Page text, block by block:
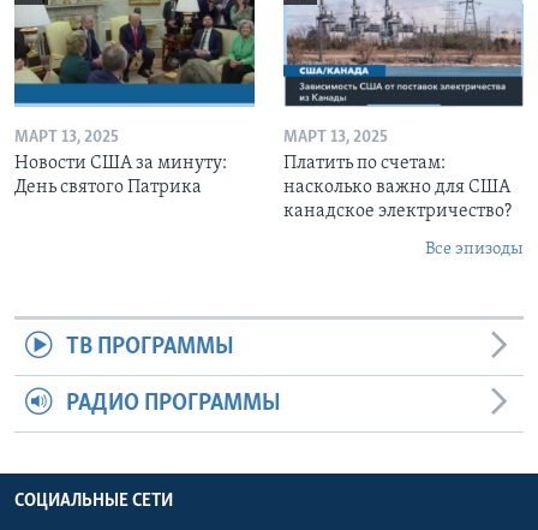
МАРТ 13, 2025
Новости США за минуту:
День святого Патрика
МАРТ 13, 2025
Платить по счетам:
насколько важно для США
канадское электричество?
Все эпизоды
ТВ ПРОГРАММЫ
РАДИО ПРОГРАММЫ
СОЦИАЛЬНЫЕ СЕТИ